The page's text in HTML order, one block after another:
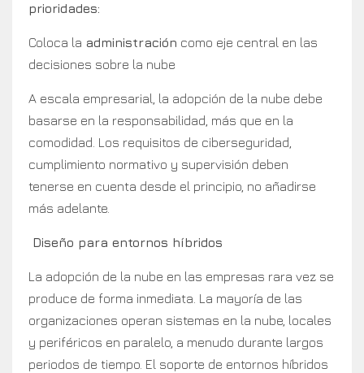
prioridades:
Coloca la administración como eje central en las
decisiones sobre la nube
A escala empresarial, la adopción de la nube debe
basarse en la responsabilidad, más que en la
comodidad. Los requisitos de ciberseguridad,
cumplimiento normativo y supervisión deben
tenerse en cuenta desde el principio, no añadirse
más adelante.
Diseño para entornos híbridos
La adopción de la nube en las empresas rara vez se
produce de forma inmediata. La mayoría de las
organizaciones operan sistemas en la nube, locales
y periféricos en paralelo, a menudo durante largos
periodos de tiempo. El soporte de entornos híbridos